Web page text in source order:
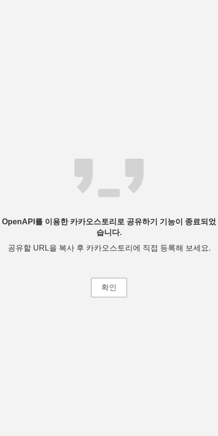
OpenAPI를 이용한 카카오스토리로 공유하기 기능이 종료되었
습니다.
공유할 URL을 복사 후 카카오스토리에 직접 등록해 보세요.
확인